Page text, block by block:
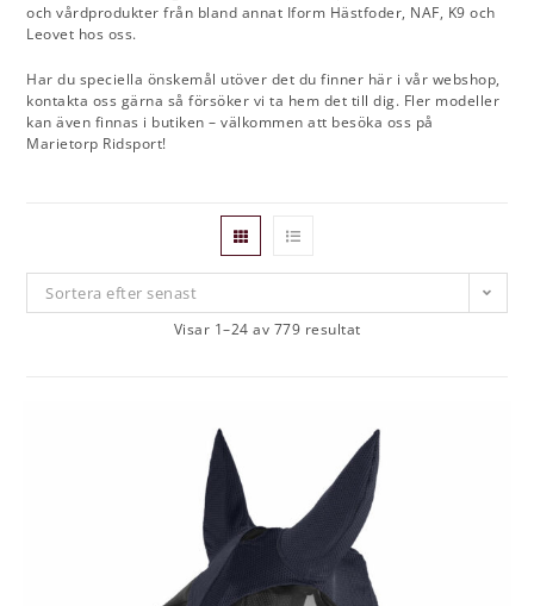
och vårdprodukter från bland annat Iform Hästfoder, NAF, K9 och
Leovet hos oss.
Har du speciella önskemål utöver det du finner här i vår webshop,
kontakta oss gärna så försöker vi ta hem det till dig. Fler modeller
kan även finnas i butiken – välkommen att besöka oss på
Marietorp Ridsport!
Sortera efter senast
Visar 1–24 av 779 resultat